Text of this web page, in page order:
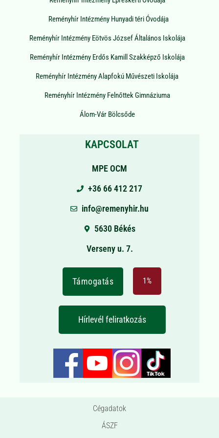
Reményhír Intézmény Hunyadi téri Óvodája
Reményhír Intézmény Eötvös József Általános Iskolája
Reményhír Intézmény Erdős Kamill Szakképző Iskolája
Reményhír Intézmény Alapfokú Művészeti Iskolája
Reményhír Intézmény Felnőttek Gimnáziuma
Álom-Vár Bölcsőde
KAPCSOLAT
MPE OCM
+36 66 412 217
info@remenyhir.hu
5630 Békés
Verseny u. 7.
Támogatás 1%
Hírlevél feliratkozás
Cégadatok
ÁSZF